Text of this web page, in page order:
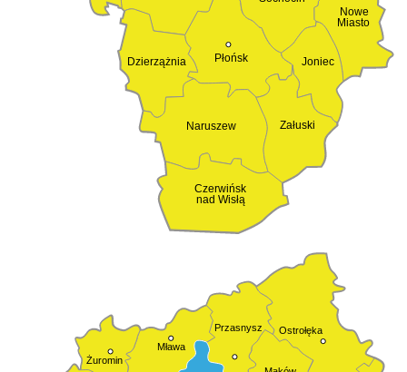
Płońsk
Nowe
Miasto
Joniec
Dzierzążnia
Naruszew Załuski
Czerwińsk
nad Wisłą
Ostrołęka
Przasnysz
Mława
Żuromin